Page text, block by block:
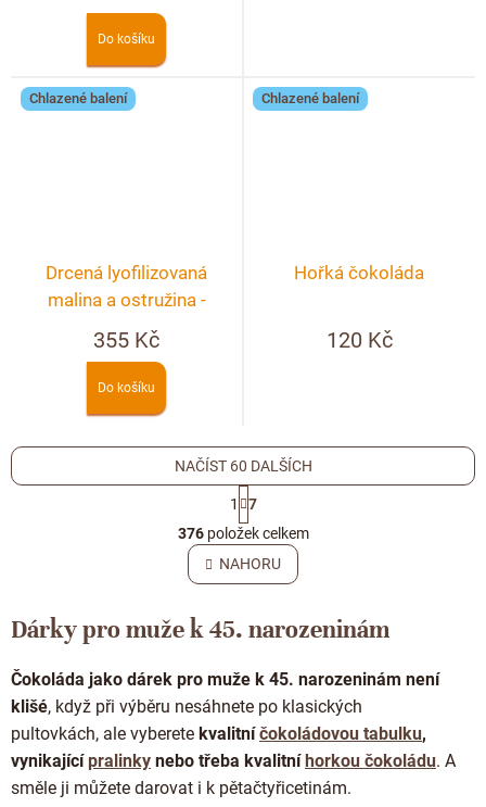
Do košíku
Chlazené balení
Drcená lyofilizovaná
malina a ostružina -
lámaná čokoláda hořká
250g
355 Kč
Do košíku
Chlazené balení
Hořká čokoláda
120 Kč
O
v
l
á
a
p
r
v
k
y
v
NAČÍST 60 DALŠÍCH
S
t
r
á
n
k
v
á
í
1
7
376položek celkem
NAHORU
Dárky pro muže k 45. narozeninám
Čokoláda jako dárek pro muže k 45. narozeninám není
klišé, když při výběru nesáhnete po klasických
pultovkách, ale vyberete kvalitní čokoládovou tabulku,
vynikajícípralinky nebo třeba kvalitní horkou čokoládu. A
směle ji můžete darovat i k pětačtyřicetinám.